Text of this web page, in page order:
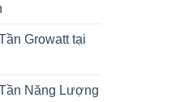
Growatt tại
Năng Lượng